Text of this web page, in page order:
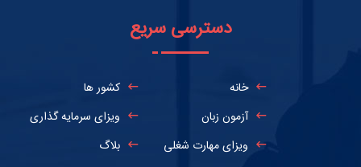
دسترسی سریع
خانه
کشور ها
آزمون زبان
ویزای سرمایه گذاری
ویزای مهارت شغلی
بلاگ